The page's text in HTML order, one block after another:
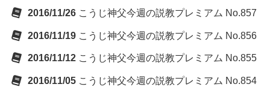
2016/11/26 こうじ神父今週の説教プレミアム No.857
2016/11/19 こうじ神父今週の説教プレミアム No.856
2016/11/12 こうじ神父今週の説教プレミアム No.855
2016/11/05 こうじ神父今週の説教プレミアム No.854